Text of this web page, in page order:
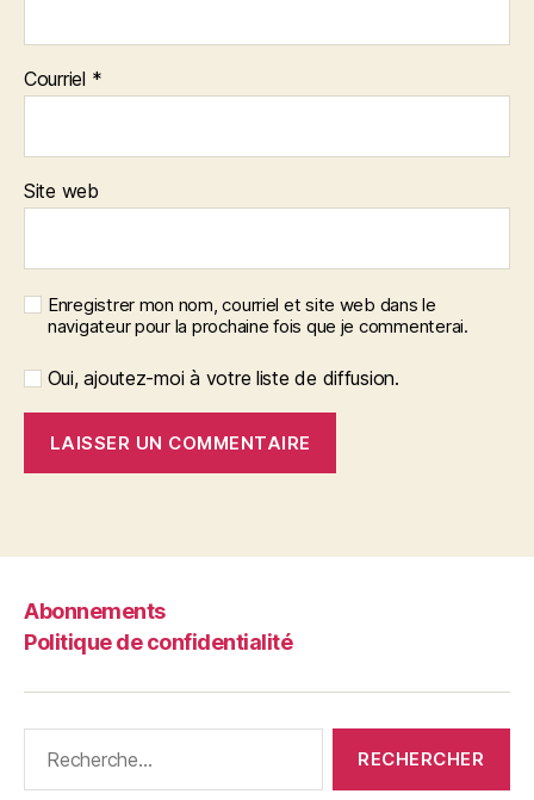
Courriel *
Site web
Enregistrer mon nom, courriel et site web dans le
navigateur pour la prochaine fois que je commenterai.
Oui, ajoutez-moi à votre liste de diffusion.
Abonnements
Politique de confidentialité